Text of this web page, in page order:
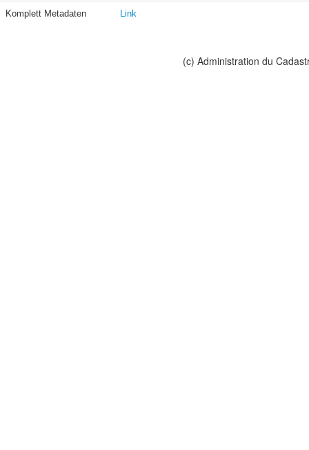
Komplett Metadaten Link
(c) Administration du